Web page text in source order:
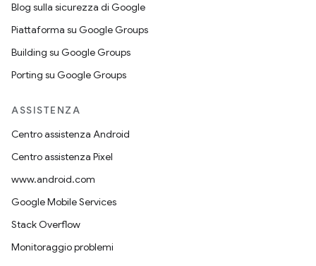
Blog sulla sicurezza di Google
Piattaforma su Google Groups
Building su Google Groups
Porting su Google Groups
ASSISTENZA
Centro assistenza Android
Centro assistenza Pixel
www.android.com
Google Mobile Services
Stack Overflow
Monitoraggio problemi